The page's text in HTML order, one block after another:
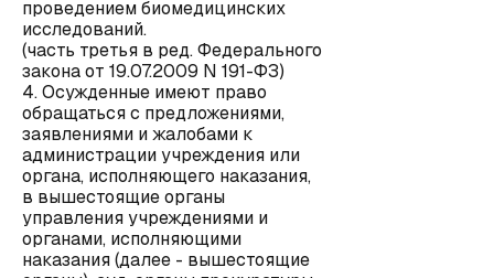
проведением биомедицинских
исследований.
(часть третья в ред. Федерального
закона от 19.07.2009 N 191-ФЗ)
4. Осужденные имеют право
обращаться с предложениями,
заявлениями и жалобами к
администрации учреждения или
органа, исполняющего наказания,
в вышестоящие органы
управления учреждениями и
органами, исполняющими
наказания (далее - вышестоящие